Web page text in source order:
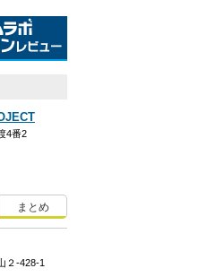
4番2
まとめ
２-428-1